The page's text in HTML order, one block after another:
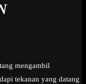
mengambil
tekanan yang datang